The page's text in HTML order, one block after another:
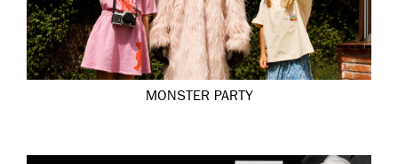
MONSTER PARTY